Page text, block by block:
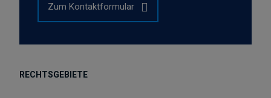
Zum Kontaktformular
RECHTSGEBIETE